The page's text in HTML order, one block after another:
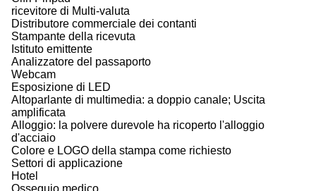
ricevitore di Multi-valuta
Distributore commerciale dei contanti
Stampante della ricevuta
Istituto emittente
Analizzatore del passaporto
Webcam
Esposizione di LED
Altoparlante di multimedia: a doppio canale; Uscita
amplificata
Alloggio: la polvere durevole ha ricoperto l'alloggio
d'acciaio
Colore e LOGO della stampa come richiesto
Settori di applicazione
Hotel
Ossequio medico